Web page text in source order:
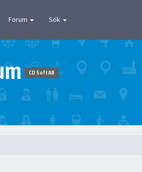
Forum Sök
CD Soft AB